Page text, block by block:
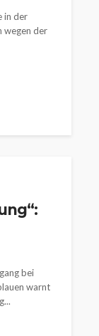
in der
wegen der
bei
warnt